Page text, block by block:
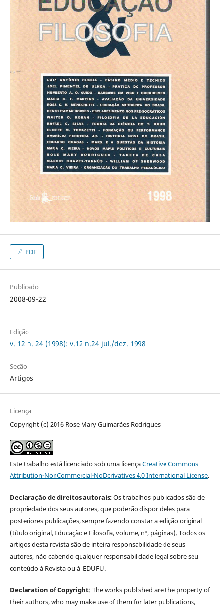
PDF
Publicado
2008-09-22
Edição
v. 12 n. 24 (1998): v.12 n.24 jul./dez. 1998
Seção
Artigos
Licença
Copyright (c) 2016 Rose Mary Guimarães Rodrigues
Este trabalho está licenciado sob uma licençaCreative Commons
Attribution-NonCommercial-NoDerivatives 4.0 International License.
Declaração de direitos autorais:Os trabalhos publicados são de
propriedade dos seus autores, que poderão dispor deles para
posteriores publicações, sempre fazendo constar a edição original
(título original, Educação e Filosofia, volume, nº, páginas). Todos os
artigos desta revista são de inteira responsabilidade de seus
autores, não cabendo qualquer responsabilidade legal sobre seu
conteúdo à Revista ou à EDUFU.
Declaration of Copyright: The works published are the property of
their authors, who may make use of them for later publications,